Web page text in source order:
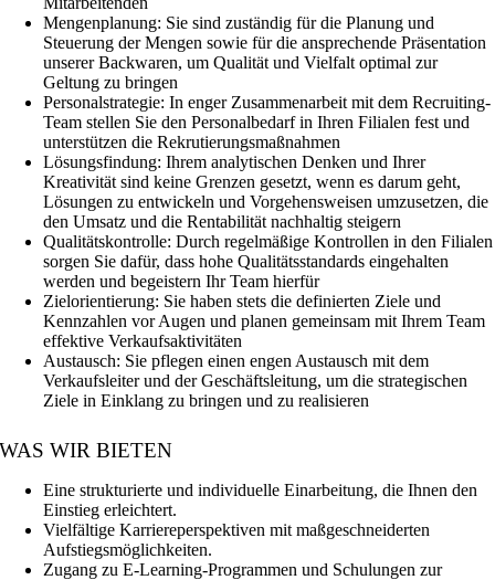
Mengenplanung: Sie sind zuständig für die Planung und
Steuerung der Mengen sowie für die ansprechende Präsentation
unserer Backwaren, um Qualität und Vielfalt optimal zur
Geltung zu bringen
Personalstrategie: In enger Zusammenarbeit mit dem Recruiting-
Team stellen Sie den Personalbedarf in Ihren Filialen fest und
unterstützen die Rekrutierungsmaßnahmen
Lösungsfindung: Ihrem analytischen Denken und Ihrer
Kreativität sind keine Grenzen gesetzt, wenn es darum geht,
Lösungen zu entwickeln und Vorgehensweisen umzusetzen, die
den Umsatz und die Rentabilität nachhaltig steigern
Qualitätskontrolle: Durch regelmäßige Kontrollen in den Filialen
sorgen Sie dafür, dass hohe Qualitätsstandards eingehalten
werden und begeistern Ihr Team hierfür
Zielorientierung: Sie haben stets die definierten Ziele und
Kennzahlen vor Augen und planen gemeinsam mit Ihrem Team
effektive Verkaufsaktivitäten
Austausch: Sie pflegen einen engen Austausch mit dem
Verkaufsleiter und der Geschäftsleitung, um die strategischen
Ziele in Einklang zu bringen und zu realisieren
WAS WIR BIETEN
Eine strukturierte und individuelle Einarbeitung, die Ihnen den
Einstieg erleichtert.
Vielfältige Karriereperspektiven mit maßgeschneiderten
Aufstiegsmöglichkeiten.
Zugang zu E-Learning-Programmen und Schulungen zur